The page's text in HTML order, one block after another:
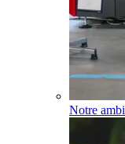
Notre